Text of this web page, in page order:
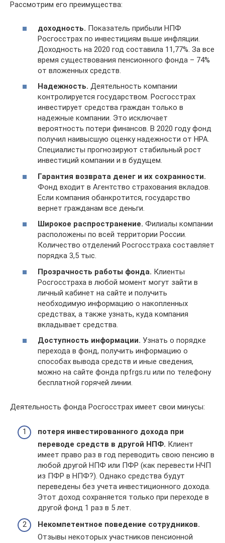
Рассмотрим его преимущества:
доходность. Показатель прибыли НПФ
Росгосстрах по инвестициям выше инфляции.
Доходность на 2020 год составила 11,77%. За все
время существования пенсионного фонда – 74%
от вложенных средств.
Надежность. Деятельность компании
контролируется государством. Росгосстрах
инвестирует средства граждан только в
надежные компании. Это исключает
вероятность потери финансов. В 2020 году фонд
получил наивысшую оценку надежности от НРА.
Специалисты прогнозируют стабильный рост
инвестиций компании и в будущем.
Гарантия возврата денег и их сохранности.
Фонд входит в Агентство страхования вкладов.
Если компания обанкротится, государство
вернет гражданам все деньги.
Широкое распространение. Филиалы компании
расположены по всей территории России.
Количество отделений Росгосстраха составляет
порядка 3,5 тыс.
Прозрачность работы фонда. Клиенты
Росгосстраха в любой момент могут зайти в
личный кабинет на сайте и получить
необходимую информацию о накопленных
средствах, а также узнать, куда компания
вкладывает средства.
Доступность информации. Узнать о порядке
перехода в фонд, получить информацию о
способах вывода средств и иные сведения,
можно на сайте фонда npfrgs.ru или по телефону
бесплатной горячей линии.
Деятельность фонда Росгосстрах имеет свои минусы:
потеря инвестированного дохода при
переводе средств в другой НПФ. Клиент
имеет право раз в год переводить свою пенсию в
любой другой НПФ или ПФР (как перевести НЧП
из ПФР в НПФ?). Однако средства будут
переведены без учета инвестиционного дохода.
Этот доход сохраняется только при переходе в
другой фонд 1 раз в 5 лет.
Некомпетентное поведение сотрудников.
Отзывы некоторых участников пенсионной